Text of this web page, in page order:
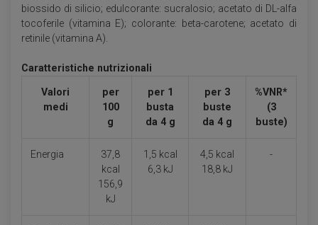
biossido di silicio; edulcorante: sucralosio; acetato di DL-alfa
tocoferile (vitamina E); colorante: beta-carotene; acetato di
retinile (vitamina A).
Caratteristiche nutrizionali
Valori
medi
per
100
g
per 1
busta
da 4 g
per 3
buste
da 4 g
%VNR*
(3
buste)
Energia
37,8
kcal
156,9
kJ
1,5 kcal
6,3 kJ
4,5 kcal
18,8 kJ
-